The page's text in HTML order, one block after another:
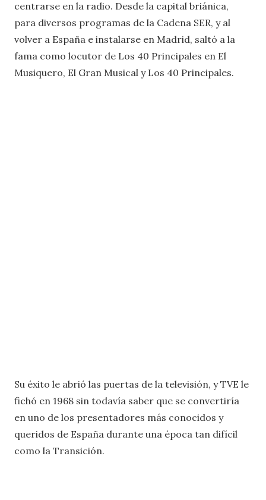
centrarse en la radio. Desde la capital briánica,
para diversos programas de la Cadena SER, y al
volver a España e instalarse en Madrid, saltó a la
fama como locutor de Los 40 Principales en El
Musiquero, El Gran Musical y Los 40 Principales.
Su éxito le abrió las puertas de la televisión, y TVE le
fichó en 1968 sin todavía saber que se convertiría
en uno de los presentadores más conocidos y
queridos de España durante una época tan difícil
como la Transición.